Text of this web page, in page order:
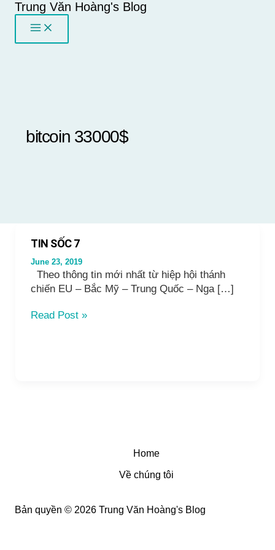
SkipTrung Văn Hoàng's Blog
bitcoin 33000$
TIN SỐC 7
June 23, 2019
Theo thông tin mới nhất từ hiệp hội thánh
chiến EU – Bắc Mỹ – Trung Quốc – Nga […]
TIN
Read Post »
Home
Về chúng tôi
Bản quyền © 2026 Trung Văn Hoàng's Blog